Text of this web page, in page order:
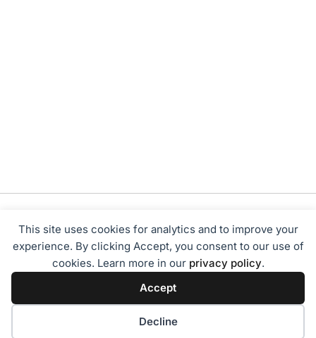
This site uses cookies for analytics and to improve your
experience. By clicking Accept, you consent to our use of
cookies. Learn more in our privacy policy.
Accept
Decline
Tentang Kami Redaksi Disclaimer
Privacy Policy
Pedoman Media Siber